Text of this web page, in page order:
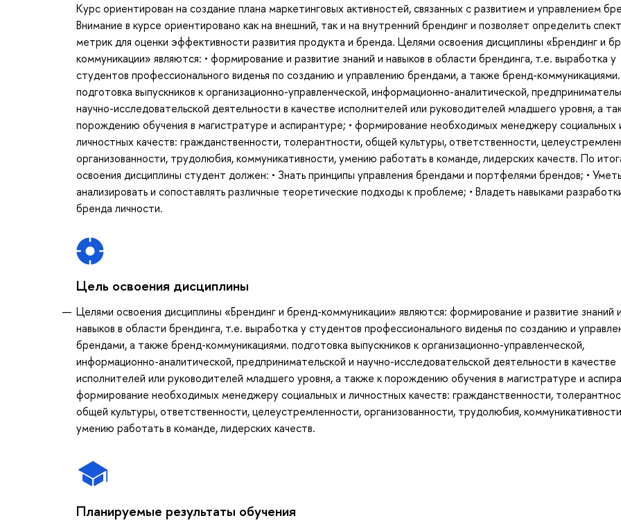
Курс ориентирован на создание плана маркетинговых активностей, связанных с развитием и управлением
Внимание в курсе ориентировано как на внешний, так и на внутренний брендинг и позволяет определить
метрик для оценки эффективности развития продукта и бренда. Целями освоения дисциплины «Брендинг и
коммуникации» являются: • формирование и развитие знаний и навыков в области брендинга, т.е. выработка у
студентов профессионального виденья по созданию и управлению брендами, а также бренд-коммуникациями.
подготовка выпускников к организационно-управленческой, информационно-аналитической,
научно-исследовательской деятельности в качестве исполнителей или руководителей младшего уровня, а
порождению обучения в магистратуре и аспирантуре; • формирование необходимых менеджеру социальных
личностных качеств: гражданственности, толерантности, общей культуры, ответственности,
организованности, трудолюбия, коммуникативности, умению работать в команде, лидерских качеств. По
освоения дисциплины студент должен: • Знать принципы управления брендами и портфелями брендов; • Уметь
анализировать и сопоставлять различные теоретические подходы к проблеме; • Владеть навыками
бренда личности.
Цель освоения дисциплины
Целями освоения дисциплины «Брендинг и бренд-коммуникации» являются: формирование и развитие знаний и
навыков в области брендинга, т.е. выработка у студентов профессионального виденья по созданию и
брендами, а также бренд-коммуникациями. подготовка выпускников к организационно-управленческой,
информационно-аналитической, предпринимательской и научно-исследовательской деятельности в качестве
исполнителей или руководителей младшего уровня, а также к порождению обучения в магистратуре и
формирование необходимых менеджеру социальных и личностных качеств: гражданственности,
общей культуры, ответственности, целеустремленности, организованности, трудолюбия,
умению работать в команде, лидерских качеств.
Планируемые результаты обучения